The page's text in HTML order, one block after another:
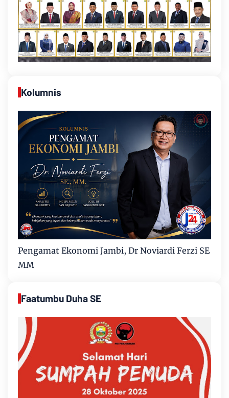
Kolumnis
Pengamat Ekonomi Jambi, Dr Noviardi Ferzi SE
MM
Faatumbu Duha SE